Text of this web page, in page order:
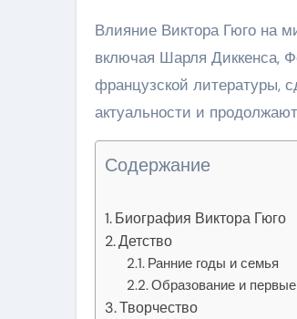
Влияние Виктора Гюго на
включая Шарля Диккенса,
французской литературы,
актуальности и
Содержание
Биография Виктора Гюго
Детство
Ранние годы и семья
Образование и
Творчество